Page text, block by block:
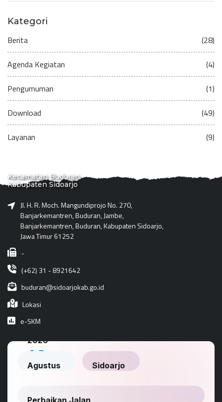
Kategori
Berita (28)
Agenda Kegiatan (4)
Pengumuman (1)
Download (49)
Layanan (9)
Kecamatan Buduran
Kabupaten Sidoarjo
Jl. H. R. Moch. Mangundiprojo No. 270,
Banjarkemantren, Buduran, Jambe,
Banjarkemantren, Buduran, Kabupaten Sidoarjo,
Jawa Timur 61252
-
(+62) 31 - 8921642
buduran@sidoarjokab.go.id
Lokasi
e-SKM